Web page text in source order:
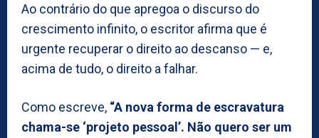
Ao contrário do que apregoa o discurso do
crescimento infinito, o escritor afirma que é
urgente recuperar o direito ao descanso — e,
acima de tudo, o direito a falhar.
Como escreve, “A nova forma de escravatura
chama-se ‘projeto pessoal’. Não quero ser um